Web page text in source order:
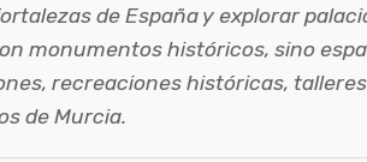
de España y explorar
monumentos históricos, sino
recreaciones históricas,
de Murcia.